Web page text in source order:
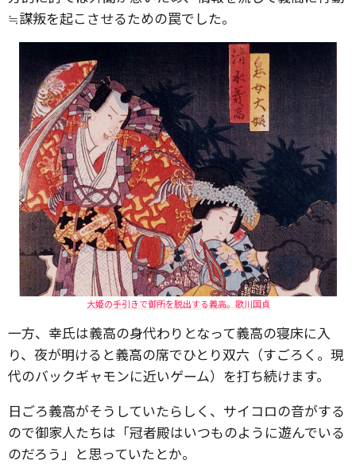
≒謀叛を起こさせるための罠でした。
大姫の手引きで御所を脱出する義高。歌川国貞
一方、幸氏は義高の身代わりとなって義高の寝床に入
り、夜が明けると義高の席でひとり双六（すごろく。現
代のバックギャモンに近いゲーム）を打ち続けます。
日ごろ義高がそうしていたらしく、サイコロの音がする
ので御家人たちは「冠者殿はいつものように遊んでいる
のだろう」と思っていたとか。